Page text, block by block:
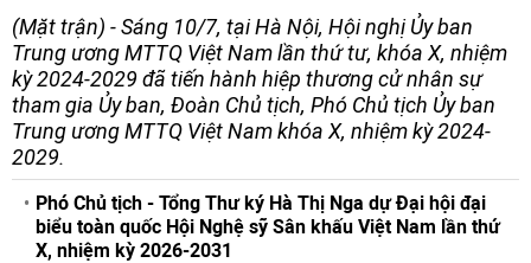
(Mặt trận) - Sáng 10/7, tại Hà Nội, Hội nghị Ủy ban
Trung ương MTTQ Việt Nam lần thứ tư, khóa X, nhiệm
kỳ 2024-2029 đã tiến hành hiệp thương cử nhân sự
tham gia Ủy ban, Đoàn Chủ tịch, Phó Chủ tịch Ủy ban
Trung ương MTTQ Việt Nam khóa X, nhiệm kỳ 2024-
2029.
Phó Chủ tịch - Tổng Thư ký Hà Thị Nga dự Đại hội đại
biểu toàn quốc Hội Nghệ sỹ Sân khấu Việt Nam lần thứ
X, nhiệm kỳ 2026-2031